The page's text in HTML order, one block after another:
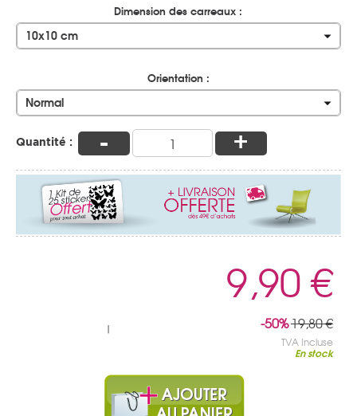
Dimension des carreaux :
10x10 cm
Orientation :
Normal
Quantité : - +
9,90 €
-50%19,80 €
TVA Incluse
En stock
|